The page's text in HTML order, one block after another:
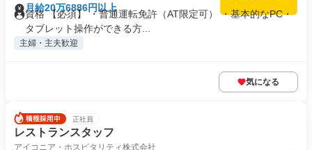
月給20万6886円以上
資格 【必須】 ・普通運転免許（AT限定可） ・基本的なPC・
タブレット操作ができる方...
主婦・主夫歓迎
気になる
正社員
レストランスタッフ
アイコニア・ホスピタリティ株式会社